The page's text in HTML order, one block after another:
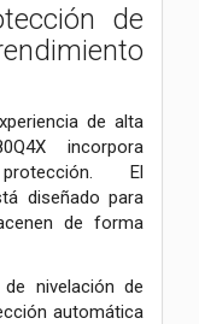
de
de alta
incorpora
El
diseñado para
de forma
nivelación de
automática